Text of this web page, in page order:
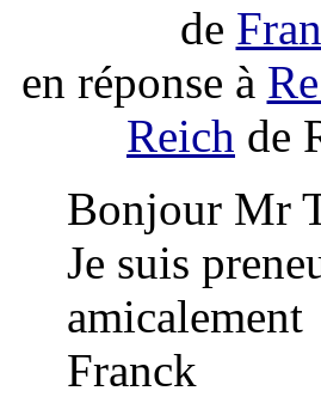
de
en réponse à
Reich de
Bonjour Mr
Je suis
amicalement
Franck